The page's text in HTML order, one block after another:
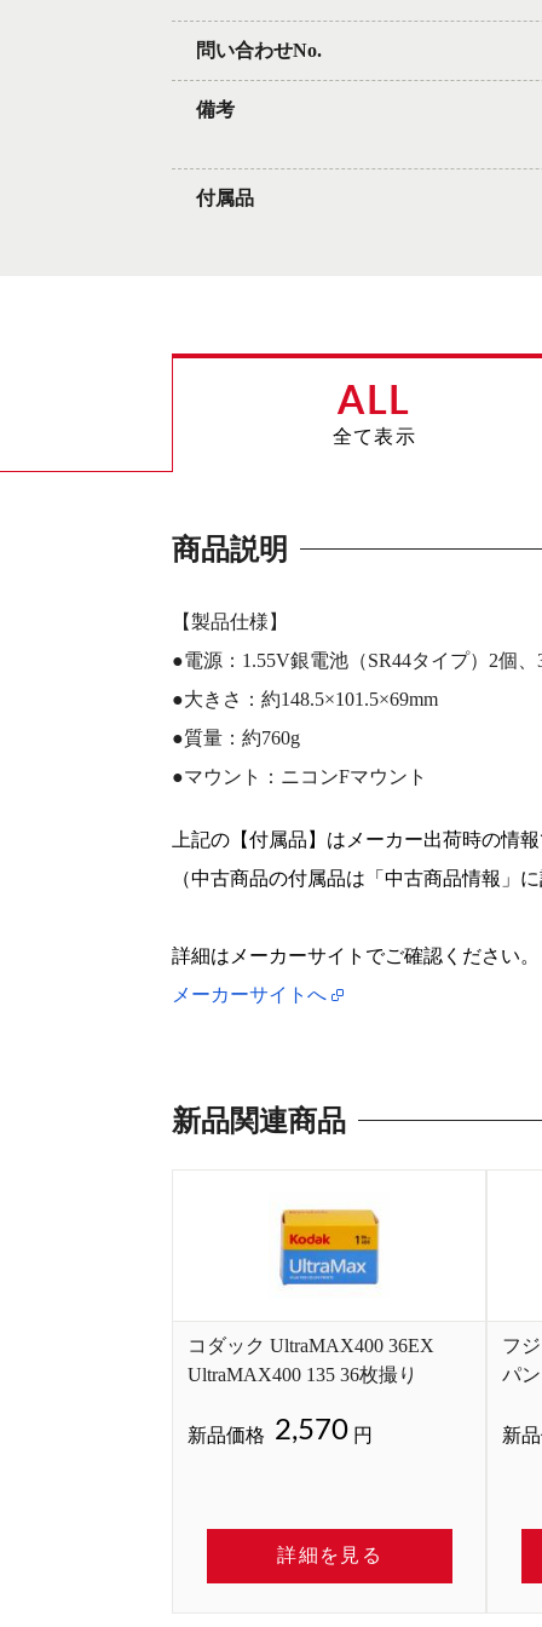
問い合わせNo.
備考
付属品
ALL
全て表示
商品説明
【製品仕様】
●電源：1.55V銀電池（SR44タイプ）2個
●大きさ：約148.5×101.5×69mm
●質量：約760g
●マウント：ニコンFマウント
上記の【付属品】はメーカー出荷時の情
（中古商品の付属品は「中古商品情報」
詳細はメーカーサイトでご確認ください。
メーカーサイトへ
新品関連商品
コダック UltraMAX400 36EX
UltraMAX400 135 36枚撮り
新品価格 2,570 円
詳細を見る
フ
パ
新